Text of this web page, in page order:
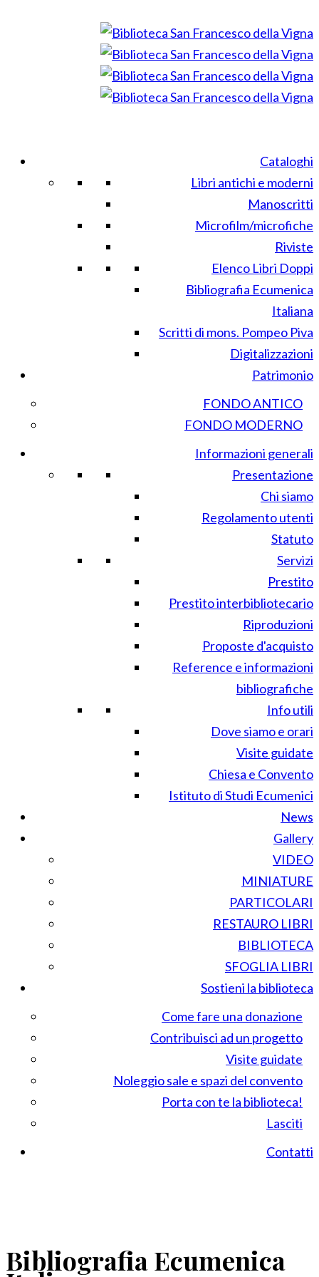
Cataloghi
Libri antichi e moderni
Manoscritti
Microfilm/microfiche
Riviste
Elenco Libri Doppi
Bibliografia Ecumenica
Italiana
Scritti di mons. Pompeo Piva
Digitalizzazioni
Patrimonio
FONDO ANTICO
FONDO MODERNO
Informazioni generali
Presentazione
Chi siamo
Regolamento utenti
Statuto
Servizi
Prestito
Prestito interbibliotecario
Riproduzioni
Proposte d'acquisto
Reference e informazioni
bibliografiche
Info utili
Dove siamo e orari
Visite guidate
Chiesa e Convento
Istituto di Studi Ecumenici
News
Gallery
VIDEO
MINIATURE
PARTICOLARI
RESTAURO LIBRI
BIBLIOTECA
SFOGLIA LIBRI
Sostieni la biblioteca
Come fare una donazione
Contribuisci ad un progetto
Visite guidate
Noleggio sale e spazi del convento
Porta con te la biblioteca!
Lasciti
Contatti
Bibliografia Ecumenica